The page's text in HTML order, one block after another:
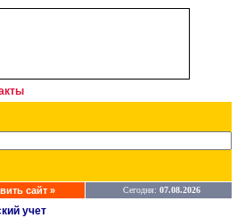
сайт » Сегодня: 07.08.2026
учет